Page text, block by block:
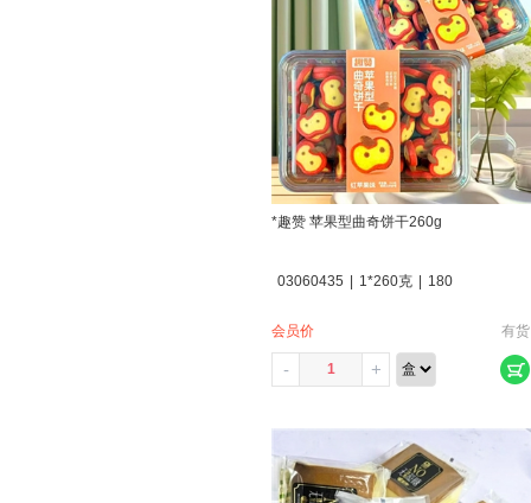
*趣赞 苹果型曲奇饼干260g
03060435 | 1*260克 | 180
会员价 有货
- +